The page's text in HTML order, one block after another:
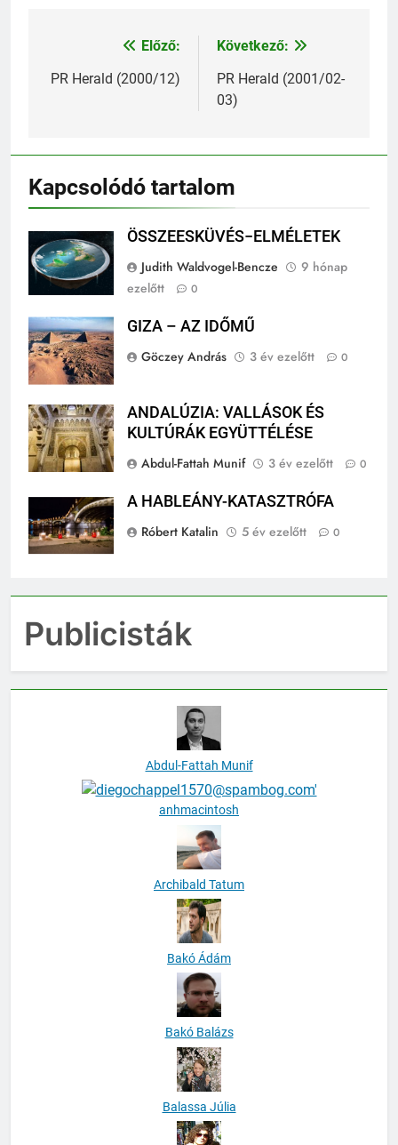
Bejegyzés
navigáció
Előző:
PR Herald (2000/12)
Következő:
PR Herald (2001/02-
03)
Kapcsolódó tartalom
ÖSSZEESKÜVÉS−ELMÉLETEK
Judith Waldvogel-Bencze
9 hónap
ezelőtt
0
GIZA – AZ IDŐMŰ
Göczey András
3 év ezelőtt 0
ANDALÚZIA: VALLÁSOK ÉS
KULTÚRÁK EGYÜTTÉLÉSE
Abdul-Fattah Munif
3 év ezelőtt 0
A HABLEÁNY-KATASZTRÓFA
Róbert Katalin
5 év ezelőtt 0
Publicisták
Abdul-Fattah Munif
anhmacintosh
Archibald Tatum
Bakó Ádám
Bakó Balázs
Balassa Júlia